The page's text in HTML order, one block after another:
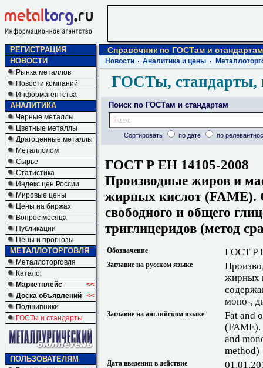
РЕГИСТРАЦИЯ
НОВОСТИ
Рынка металлов
Новости компаний
Информагентства
АНАЛИТИКА
Черные металлы
Цветные металлы
Драгоценные металлы
Металлолом
Сырье
Статистика
Индекс цен России
Мировые цены
Цены на биржах
Вопрос месяца
Публикации
Цены и прогнозы
МЕТАЛЛОТОРГОВЛЯ
Металлоторговля
Каталог
Маркетплейс
<<
Доска объявлений <<
Подшипники
ГОСТы и стандарты
ПОЛЬЗОВАТЕЛЯМ
Справочник по ГОСТам и стандартам
Новости Аналитика и цены
ГОСТы, стандарты,
Поиск по ГОСТам и стандартам
Сортировать по дате по
ГОСТ Р ЕН 14105-2008
Производные жиров и
жирных кислот (FAME).
свободного и общего
триглицеридов (метод
Обозначение ГОСТ Р
Заглавие на русском языке
жирных
моно-,
Заглавие на английском языке
Fat and
and
method)
Дата введения в действие